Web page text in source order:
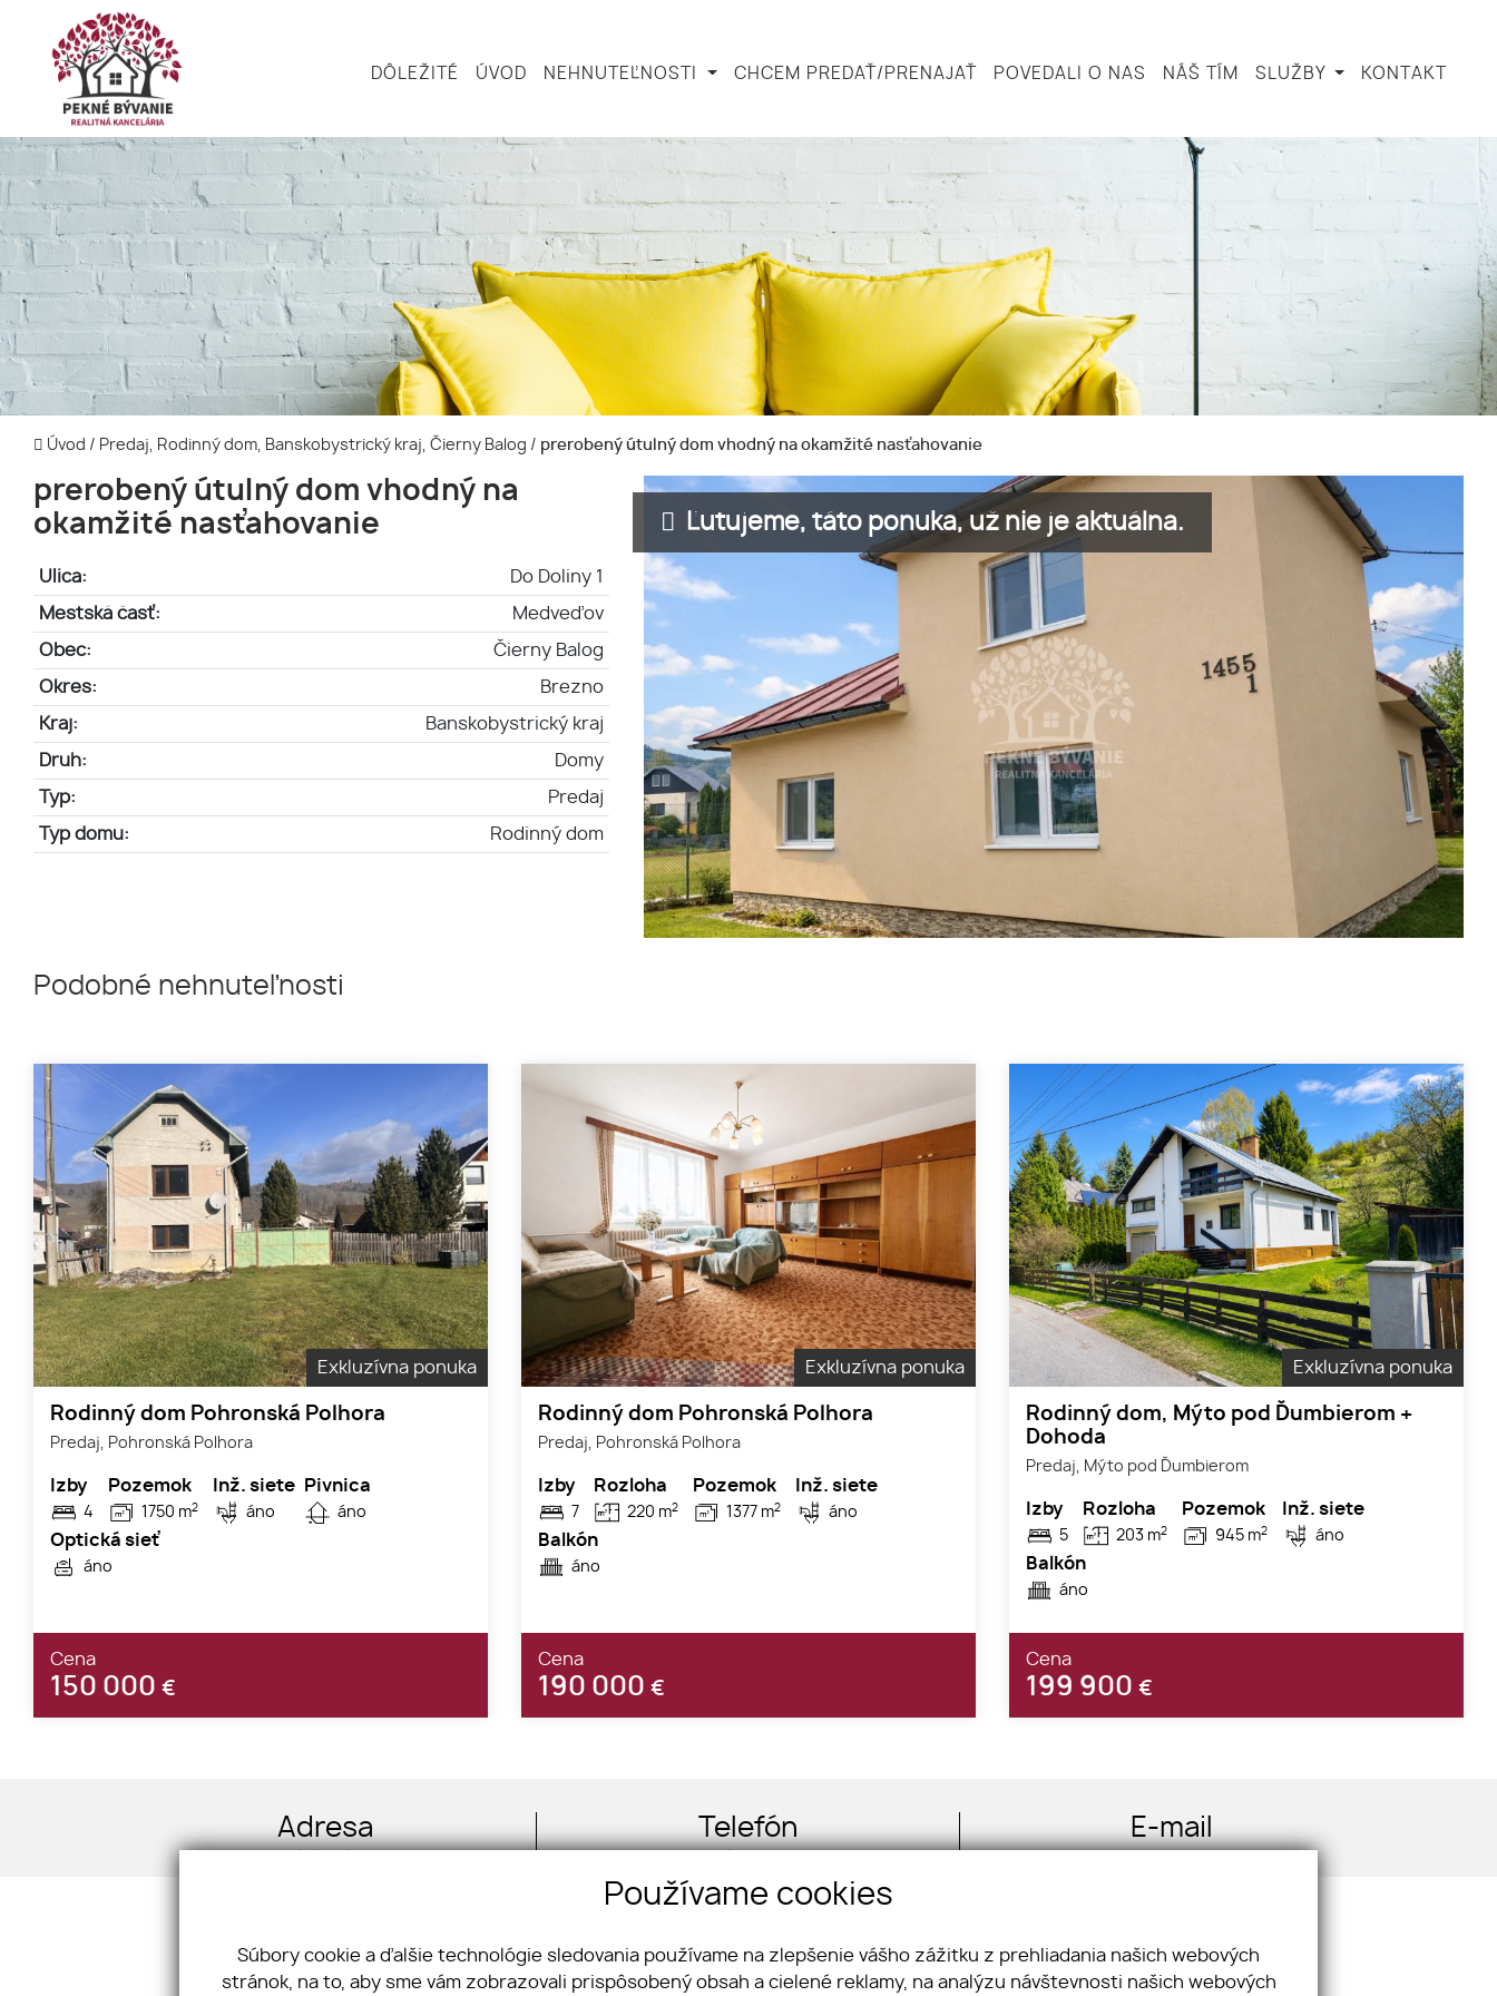
DÔLEŽITÉ ÚVOD NEHNUTEĽNOSTI CHCEM PREDAŤ/PRENAJAŤ POVEDALI O NAS NÁŠ TÍM SLUŽBY KONTAKT
Úvod / Predaj, Rodinný dom, Banskobystrický kraj, Čierny Balog / prerobený útulný dom vhodný na okamžité nasťahovanie
prerobený útulný dom vhodný na
okamžité nasťahovanie
Ulica: Do Doliny 1
Mestská časť: Medveďov
Obec: Čierny Balog
Okres: Brezno
Kraj: Banskobystrický kraj
Druh: Domy
Typ: Predaj
Typ domu: Rodinný dom
Ľutujeme, táto ponuka, už nie je aktuálna.
Podobné nehnuteľnosti
Exkluzívna ponuka
Rodinný dom Pohronská Polhora
Predaj, Pohronská Polhora
Izby
4
Pozemok
1750 m2
Inž. siete
áno
Pivnica
áno
Optická sieť
áno
Cena
150 000 €
Exkluzívna ponuka
Rodinný dom Pohronská Polhora
Predaj, Pohronská Polhora
Izby
7
Rozloha
220 m2
Pozemok
1377 m2
Inž. siete
áno
Balkón
áno
Cena
190 000 €
Exkluzívna ponuka
Rodinný dom, Mýto pod Ďumbierom +
Dohoda
Predaj, Mýto pod Ďumbierom
Izby
5
Rozloha
203 m2
Pozemok
945 m2
Inž. siete
áno
Balkón
áno
Cena
199 900 €
Adresa Telefón E-mail
Používame cookies
Súbory cookie a ďalšie technológie sledovania používame na zlepšenie vášho zážitku z prehliadania našich webových
stránok, na to, aby sme vám zobrazovali prispôsobený obsah a cielené reklamy, na analýzu návštevnosti našich webových